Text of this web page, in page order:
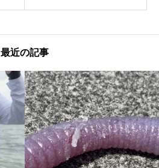
最近の記事